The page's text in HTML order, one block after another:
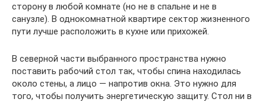
сторону в любой комнате (но не в спальне и не в
санузле). В однокомнатной квартире сектор жизненного
пути лучше расположить в кухне или прихожей.
В северной части выбранного пространства нужно
поставить рабочий стол так, чтобы спина находилась
около стены, а лицо — напротив окна. Это нужно для
того, чтобы получить энергетическую защиту. Стол ни в